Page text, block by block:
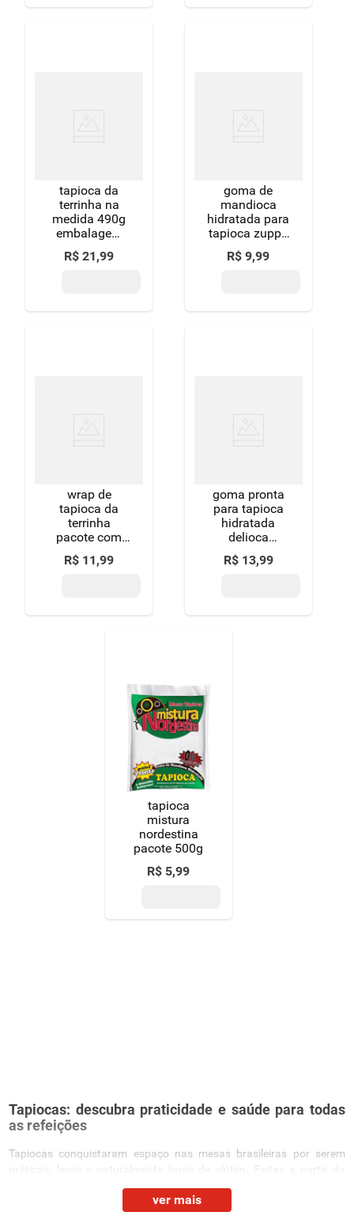
tapioca da
terrinha na
medida 490g
embalagem
com 7 saches
de 7g
R$ 21,99
goma de
mandioca
hidratada para
tapioca zuppa
pacote 500g
R$ 9,99
wrap de
tapioca da
terrinha
pacote com
150g
R$ 11,99
goma pronta
para tapioca
hidratada
delioca
premium
sachê 560g 7
R$ 13,99
tapioca
mistura
nordestina
pacote 500g
R$ 5,99
Tapiocas: descubra praticidade e saúde para todas
as refeições
Tapiocas conquistaram espaço nas mesas brasileiras por serem
práticas, leves e naturalmente livres de glúten. Feitas a partir da
ideais para quem busca um substituto saudável ao pão, opções
ver mais